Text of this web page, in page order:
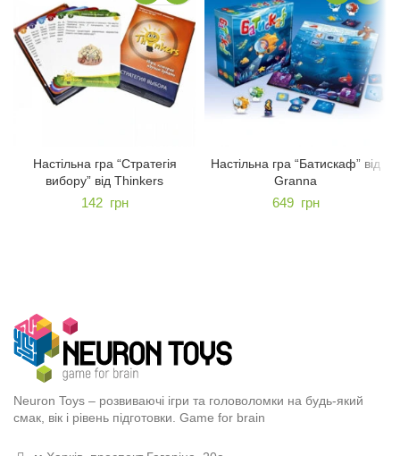
Настільна гра “Стратегія
вибору” від Thinkers
142 грн
Настільна гра “Батискаф” від
Granna
649 грн
Neuron Toys – розвиваючі ігри та головоломки на будь-який
смак, вік і рівень підготовки. Game for brain